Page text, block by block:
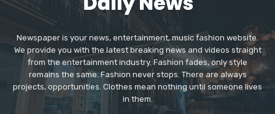
Newspaper is your news, entertainment, music fashion website.
We provide you with the latest breaking news and videos straight
from the entertainment industry. Fashion fades, only style
remains the same. Fashion never stops. There are always
projects, opportunities. Clothes mean nothing until someone lives
in them.